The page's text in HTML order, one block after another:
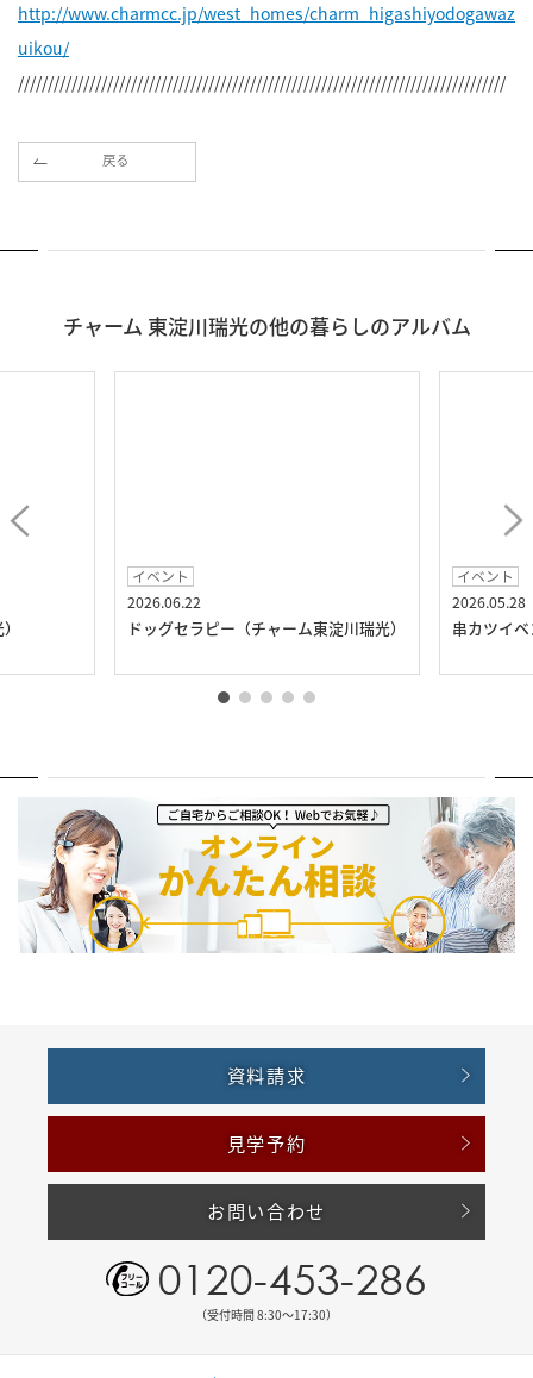
http://www.charmcc.jp/west_homes/charm_higashiyodogawaz
uikou/
//////////////////////////////////////////////////////////////////////////////////
戻る
チャーム 東淀川瑞光の他の暮らしのアルバム
イベント
2026.06.22
ドッグセラピー（チャーム東淀川瑞光）
イベント
2026.05.28
串カツイ
資料請求
見学予約
お問い合わせ
0120-453-286
（受付時間 8:30〜17:30）